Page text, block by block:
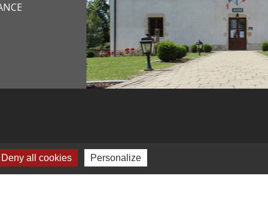
Deny all cookies Personalize